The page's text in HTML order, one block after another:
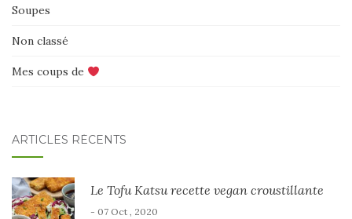
Soupes
Non classé
Mes coups de
ARTICLES RÉCENTS
Le Tofu Katsu recette vegan croustillante
- 07 Oct , 2020